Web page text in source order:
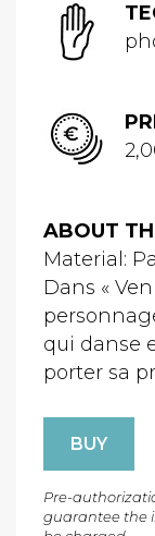
ABOUT
Material:
Dans «
qui danse
porter sa
BUY
Pre-
guarantee the